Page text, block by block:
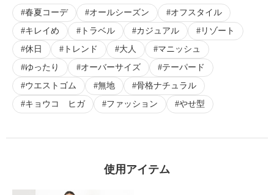
× 商品紹介
春夏コーデ オールシーズン
オフスタイル
キレイめ
トラベル カジュアル
リゾート
休日
トレンド 大人
マニッシュ
ゆったり
オーバーサイズ
テーパード
ウエストゴム
無地
骨格ナチュラル
キョウコ ヒガ
ファッション やせ型
使用アイテム